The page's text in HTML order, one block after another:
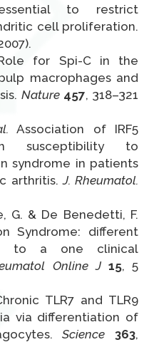
to restrict
cell proliferation.
for Spi-C in the
macrophages and
Nature 457, 318–321
Association of IRF5
susceptibility to
syndrome in patients
arthritis.J. Rheumatol.
G. & De Benedetti, F.
Syndrome: different
to a one clinical
Online J 15, 5
TLR7 and TLR9
via differentiation of
Science 363,